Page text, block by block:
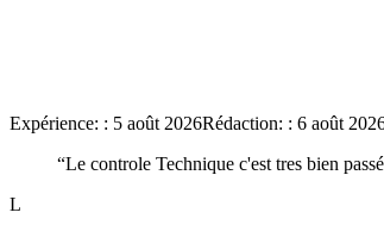
Expérience: : 5 août 2026Rédaction: : 6 août
“Le controle Technique c'est tres bien
L